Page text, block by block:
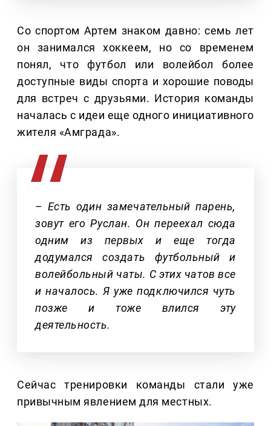
Со спортом Артем знаком давно: семь лет
он занимался хоккеем, но со временем
понял, что футбол или волейбол более
доступные виды спорта и хорошие поводы
для встреч с друзьями. История команды
началась с идеи еще одного инициативного
жителя «Амграда».
– Есть один замечательный парень,
зовут его Руслан. Он переехал сюда
одним из первых и еще тогда
додумался создать футбольный и
волейбольный чаты. С этих чатов все
и началось. Я уже подключился чуть
позже и тоже влился эту
деятельность.
Сейчас тренировки команды стали уже
привычным явлением для местных.